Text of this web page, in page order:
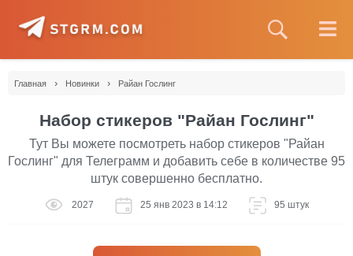
Главная › Новинки › Райан Гослинг
Набор стикеров "Райан Гослинг"
Тут Вы можете посмотреть набор стикеров "Райан
Гослинг" для Телеграмм и добавить себе в количестве 95
штук совершенно бесплатно.
2027 25 янв 2023 в 14:12 95 штук